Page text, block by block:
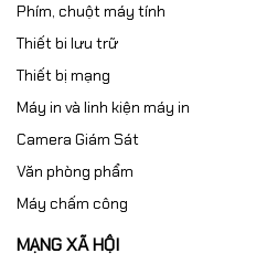
Phím, chuột máy tính
Thiết bi lưu trữ
Thiết bị mạng
Máy in và linh kiện máy in
Camera Giám Sát
Văn phòng phẩm
Máy chấm công
MẠNG XÃ HỘI